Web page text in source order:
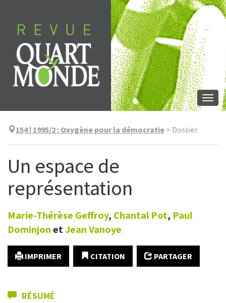
contenu
154 | 1995/2 : Oxygène pour la démocratie > Dossier
Un espace de
représentation
Marie-Thérèse Geffroy, Chantal Pot, Paul
Dominjon etJean Vanoye
IMPRIMER CITATION PARTAGER
RÉSUMÉ